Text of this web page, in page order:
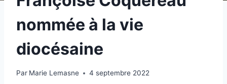
nommée à la vie
diocésaine
Par Marie Lemasne 4 septembre 2022